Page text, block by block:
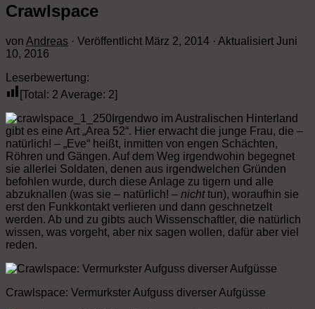
Crawlspace
von Andreas · Veröffentlicht März 2, 2014 · Aktualisiert Juni
10, 2016
Leserbewertung:
[Total: 2 Average: 2]
Irgendwo im Australischen Hinterland
gibt es eine Art „Area 52“. Hier erwacht die junge Frau, die –
natürlich! – „Eve“ heißt, inmitten von engen Schächten,
Röhren und Gängen. Auf dem Weg irgendwohin begegnet
sie allerlei Soldaten, denen aus irgendwelchen Gründen
befohlen wurde, durch diese Anlage zu tigern und alle
abzuknallen (was sie – natürlich! – nichttun), woraufhin sie
erst den Funkkontakt verlieren und dann geschnetzelt
werden. Ab und zu gibts auch Wissenschaftler, die natürlich
wissen, was vorgeht, aber nix sagen wollen, dafür aber viel
reden.
Crawlspace: Vermurkster Aufguss diverser Aufgüsse